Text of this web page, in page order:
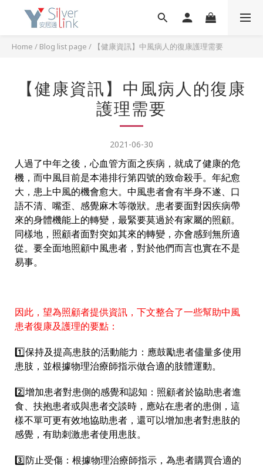
Home / Blog list page / 【健康資訊】中風病人的復康護理需要
【健康資訊】中風病人的復康
護理需要
2021-06-30
人過了中年之後，心血管方面之疾病，就成了健康的危
機，而中風目前是本港排行第四號的致命殺手。年紀愈
大，患上中風的機會愈大。中風患者會有半身不遂、口
語不清、嘴歪、感覺麻木等徵狀。患者要面對因疾病帶
來的身體機能上的轉變，最緊要莫過於有家屬的照顧。
同樣地，照顧者面對突如其來的轉變，亦會感到無所適
從。要全面地照顧中風患者，對於他們而言也實在不是
易事。
因此，望為照顧者提供資訊，下文整合了一些幫助中風
患者復康及護理的要點：
1️⃣保持及提高患肢的活動能力：應鼓勵患者儘量多使用
患肢，並根據物理治療師指示做合適的肢體運動。
2️⃣增加患者對患側的感覺和認知：照顧者於協助患者進
食、扶抱患者或與患者交談時，應站在患者的患側，這
樣不單可更有效地協助患者，還可以增加患者對患肢的
感覺，有助刺激患者使用患肢。
3️⃣防止受傷：根據物理治療師指示，為患者購買合適的